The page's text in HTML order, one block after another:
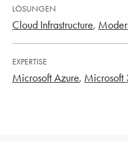
LÖSUNGEN
Cloud Infrastructure
EXPERTISE
Microsoft Azure Microsoft